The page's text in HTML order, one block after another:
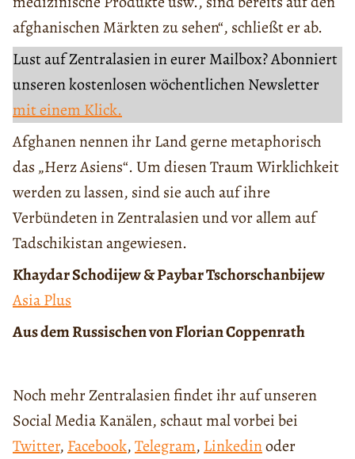
afghanischen Märkten zu sehen“, schließt er ab.
Lust auf Zentralasien in eurer Mailbox? Abonniert
unseren kostenlosen wöchentlichen Newsletter
mit einem Klick.
Afghanen nennen ihr Land gerne metaphorisch
das „Herz Asiens“. Um diesen Traum Wirklichkeit
werden zu lassen, sind sie auch auf ihre
Verbündeten in Zentralasien und vor allem auf
Tadschikistan angewiesen.
Khaydar Schodijew & Paybar Tschorschanbijew
Asia Plus
Aus dem Russischen von Florian Coppenrath
Noch mehr Zentralasien findet ihr auf unseren
Social Media Kanälen, schaut mal vorbei bei
Twitter, Facebook,Telegram, Linkedinoder